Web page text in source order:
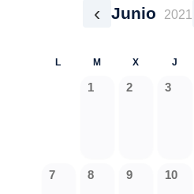
‹ Junio 2021
L M X J
1 2 3
7 8 9 10